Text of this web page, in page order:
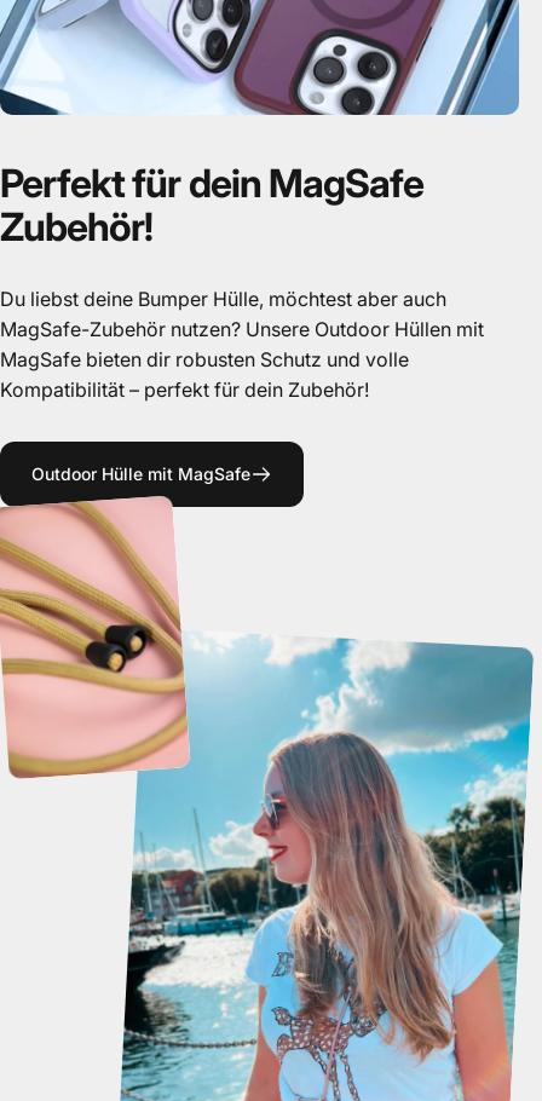
Perfektfürdein MagSafe
Zubehör!
Du liebst deine Bumper Hülle, möchtest aber auch
MagSafe-Zubehör nutzen? Unsere Outdoor Hüllen mit
MagSafe bieten dir robusten Schutz und volle
Kompatibilität – perfekt für dein Zubehör!
Outdoor Hülle mit MagSafe